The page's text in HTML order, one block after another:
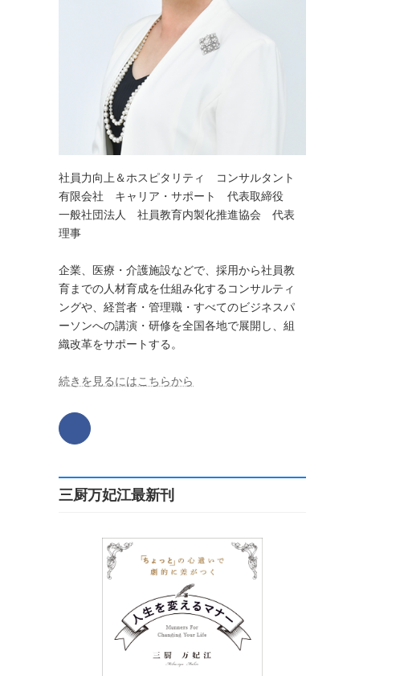
社員力向上＆ホスピタリティ コンサルタント
有限会社 キャリア・サポート 代表取締役
一般社団法人 社員教育内製化推進協会 代表
理事
企業、医療・介護施設などで、採用から社員教
育までの人材育成を仕組み化するコンサルティ
ングや、経営者・管理職・すべてのビジネスパ
ーソンへの講演・研修を全国各地で展開し、組
織改革をサポートする。
続きを見るにはこちらから
三厨万妃江最新刊